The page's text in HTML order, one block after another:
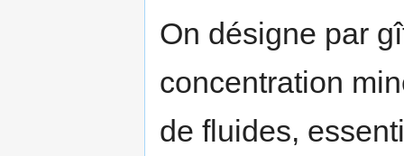
On désigne par
concentration
de fluides,